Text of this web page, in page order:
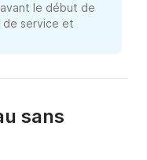
le début de
de service et
sans